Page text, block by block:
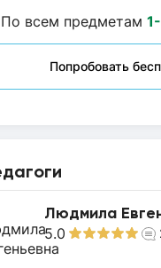
По всем предметам
Попробовать
Людмила
5.0